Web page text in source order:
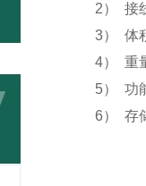
2） 接线
3） 体
4） 重
5） 功能
6） 存储